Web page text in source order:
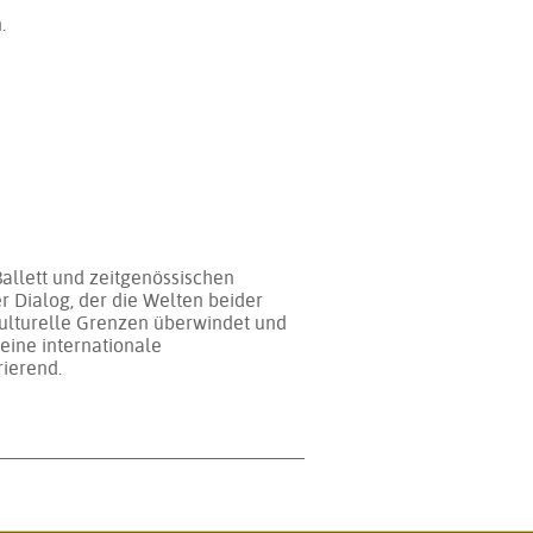
und zeitgenössischen
Dialog, der die Welten beider
Grenzen überwindet und
internationale